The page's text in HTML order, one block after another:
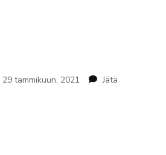
29 tammikuun, 2021
Jätä